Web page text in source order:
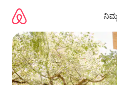
ಹೋಗಿ